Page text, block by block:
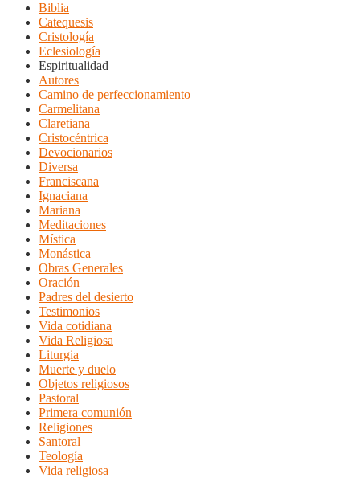
Biblia
Catequesis
Cristología
Eclesiología
Espiritualidad
Autores
Camino de perfeccionamiento
Carmelitana
Claretiana
Cristocéntrica
Devocionarios
Diversa
Franciscana
Ignaciana
Mariana
Meditaciones
Mística
Monástica
Obras Generales
Oración
Padres del desierto
Testimonios
Vida cotidiana
Vida Religiosa
Liturgia
Muerte y duelo
Objetos religiosos
Pastoral
Primera comunión
Religiones
Santoral
Teología
Vida religiosa